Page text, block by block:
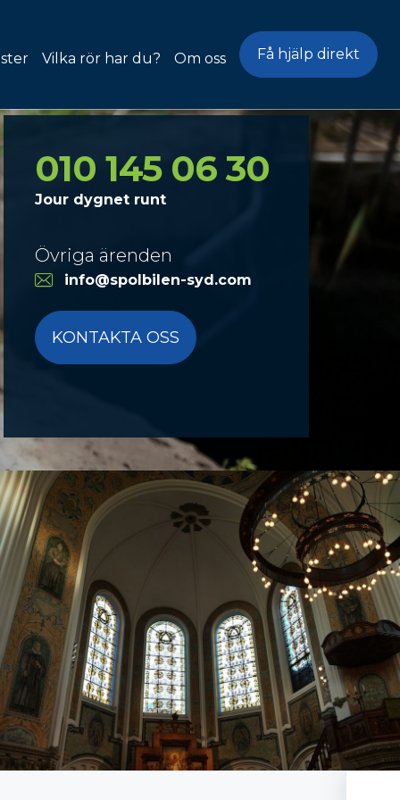
&
Vilka rör har du? Om oss Få hjälp direkt
010 145 06 30
Jour dygnet runt
Övriga ärenden
info@spolbilen-syd.com
KONTAKTA OSS